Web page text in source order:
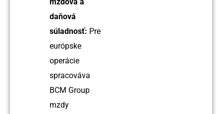
daňová
súladnosť: Pre
európske
operácie
spracováva
BCM Group
mzdy